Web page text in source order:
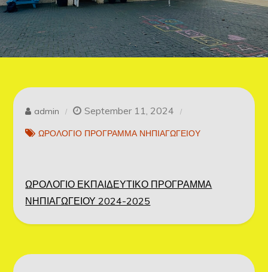
admin September 11, 2024
ΩΡΟΛΟΓΙΟ ΠΡΟΓΡΑΜΜΑ ΝΗΠΙΑΓΩΓΕΙΟΥ
ΩΡΟΛΟΓΙΟ ΕΚΠΑΙΔΕΥΤΙΚΟ ΠΡΟΓΡΑΜΜΑ
ΝΗΠΙΑΓΩΓΕΙΟΥ 2024-2025